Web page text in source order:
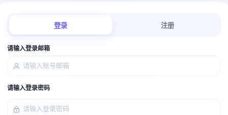
登录 注册
请输入登录邮箱
请输入登录密码